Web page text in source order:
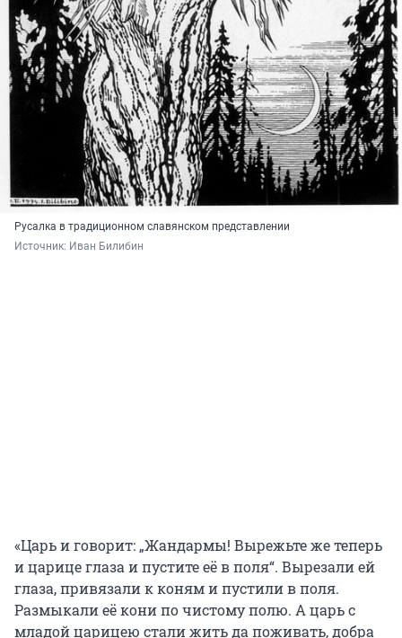
Русалка в традиционном славянском представлении
Источник: Иван Билибин
«Царь и говорит: „Жандармы! Вырежьте же теперь
и царице глаза и пустите её в поля“. Вырезали ей
глаза, привязали к коням и пустили в поля.
Размыкали её кони по чистому полю. А царь с
младой царицею стали жить да поживать, добра